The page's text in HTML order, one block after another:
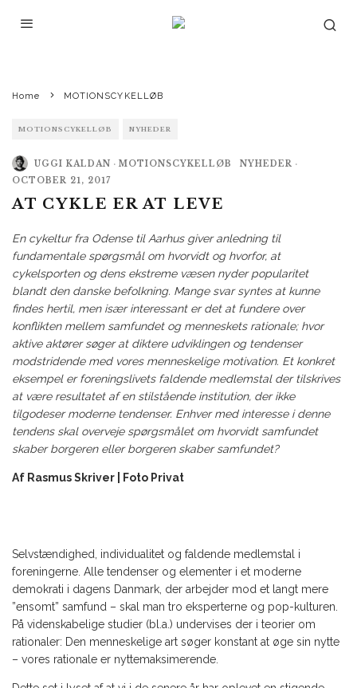
Home MOTIONSCYKELLØB
MOTIONSCYKELLØB NYHEDER
UGGI KALDAN · MOTIONSCYKELLØB NYHEDER ·
OCTOBER 21, 2017
AT CYKLE ER AT LEVE
En cykeltur fra Odense til Aarhus giver anledning til
fundamentale spørgsmål om hvorvidt og hvorfor, at
cykelsporten og dens ekstreme væsen nyder popularitet
blandt den danske befolkning. Mange svar syntes at kunne
findes hertil, men især interessant er det at fundere over
konflikten mellem samfundet og menneskets rationale; hvor
aktive aktører søger at diktere udviklingen og tendenser
modstridende med vores menneskelige motivation. Et konkret
eksempel er foreningslivets faldende medlemstal der tilskrives
at være resultatet af en stilstående institution, der ikke
tilgodeser moderne tendenser. Enhver med interesse i denne
tendens skal overveje spørgsmålet om hvorvidt samfundet
skaber borgeren eller borgeren skaber samfundet?
Af Rasmus Skriver | Foto Privat
Selvstændighed, individualitet og faldende medlemstal i
foreningerne. Alle tendenser og elementer i et moderne
demokrati i dagens Danmark, der arbejder mod et langt mere
”ensomt” samfund – skal man tro eksperterne og pop-kulturen.
På videnskabelige studier (bl.a.) undervises der i teorier om
rationaler: Den menneskelige art søger konstant at øge sin nytte
– vores rationale er nyttemaksimerende.